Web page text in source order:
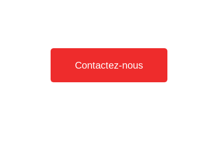
Contactez-nous